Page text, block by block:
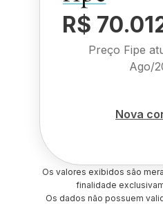
R$
Preço Fipe
Ago/
Nova
Os valores exibidos são
finalidade
Os dados não possuem